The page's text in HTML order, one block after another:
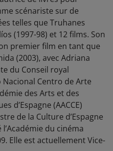
scénariste sur de
telles que Truhanes
(1997-98) et 12 films. Son
premier film en tant que
(2003), avec Adriana
du Conseil royal
Centro de Arte
des Arts et des
d’Espagne (AACCE)
de la Culture d’Espagne
du cinéma
Elle est actuellement Vice-